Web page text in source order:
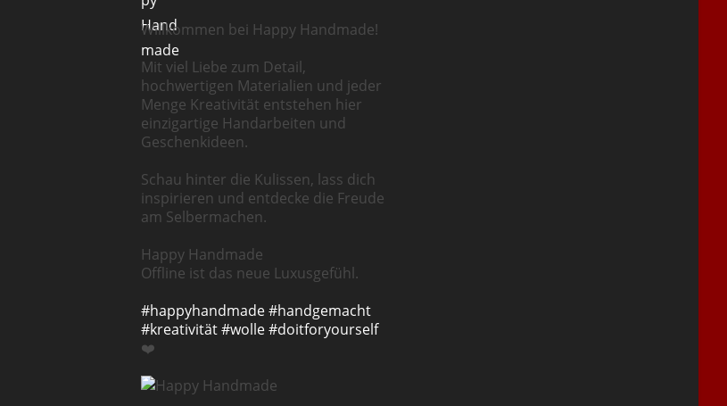
Willkommen bei Happy Handmade!
Mit viel Liebe zum Detail,
hochwertigen Materialien und jeder
Menge Kreativität entstehen hier
einzigartige Handarbeiten und
Geschenkideen.
Schau hinter die Kulissen, lass dich
inspirieren und entdecke die Freude
am Selbermachen.
Happy Handmade
Offline ist das neue Luxusgefühl.
#happyhandmade#handgemacht
#kreativität#wolle#doitforyourself
❤️